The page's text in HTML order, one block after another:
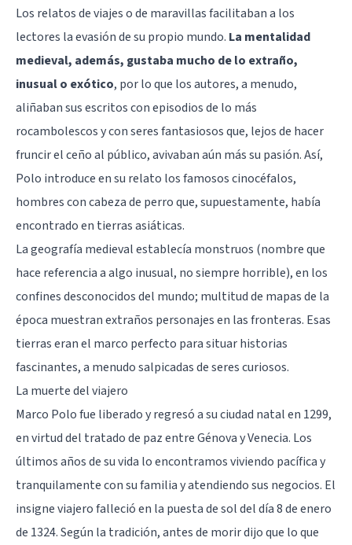
Los relatos de viajes o de maravillas facilitaban a los
lectores la evasión de su propio mundo. La mentalidad
medieval, además, gustaba mucho de lo extraño,
inusual o exótico, por lo que los autores, a menudo,
aliñaban sus escritos con episodios de lo más
rocambolescos y con seres fantasiosos que, lejos de hacer
fruncir el ceño al público, avivaban aún más su pasión. Así,
Polo introduce en su relato los famosos cinocéfalos,
hombres con cabeza de perro que, supuestamente, había
encontrado en tierras asiáticas.
La geografía medieval establecía monstruos (nombre que
hace referencia a algo inusual, no siempre horrible), en los
confines desconocidos del mundo; multitud de mapas de la
época muestran extraños personajes en las fronteras. Esas
tierras eran el marco perfecto para situar historias
fascinantes, a menudo salpicadas de seres curiosos.
La muerte del viajero
Marco Polo fue liberado y regresó a su ciudad natal en 1299,
en virtud del tratado de paz entre Génova y Venecia. Los
últimos años de su vida lo encontramos viviendo pacífica y
tranquilamente con su familia y atendiendo sus negocios. El
insigne viajero falleció en la puesta de sol del día 8 de enero
de 1324. Según la tradición, antes de morir dijo que lo que